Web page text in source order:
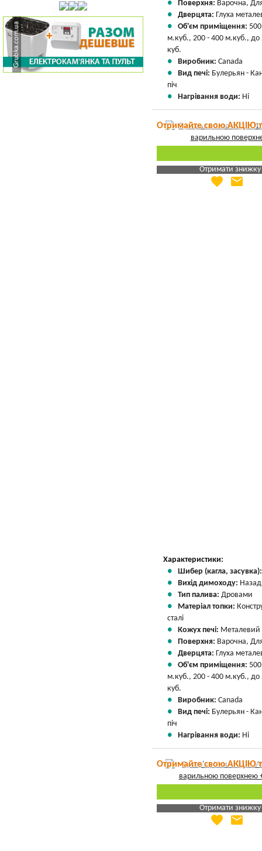
Поверхня: Варочна, Для
Дверцята: Глуха
Об'єм приміщення:
м.куб., 200 - 400 м.куб., до
куб.
Виробник: Canada
Вид печі: Булерьян -
піч
Нагрівання води: Ні
Отримайте свою АКЦІЮ
Отримати знижку
Яка Ваша ціна
favorite email
Характеристики:
Шибер (кагла,
Вихід димоходу: Назад
Тип палива: Дровами
Матеріал топки:
сталі
Кожух печі: Металевий
Поверхня: Варочна, Для
Дверцята: Глуха
Об'єм приміщення:
м.куб., 200 - 400 м.куб., до
куб.
Виробник: Canada
Вид печі: Булерьян -
піч
Нагрівання води: Ні
Отримайте свою АКЦІЮ
Отримати знижку
Яка Ваша ціна
favorite email